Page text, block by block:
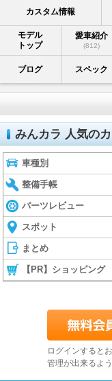
カスタム情報
モデル
トップ
愛車紹介
(812)
ブログ スペック
みんカラ 人気の
車種別
整備手帳
パーツレビュー
スポット
まとめ
【PR】ショッピング
ログインすると
管理が出来るよ